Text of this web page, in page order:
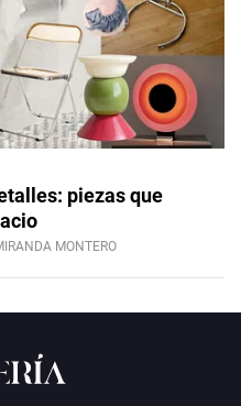
piezas que
MONTERO